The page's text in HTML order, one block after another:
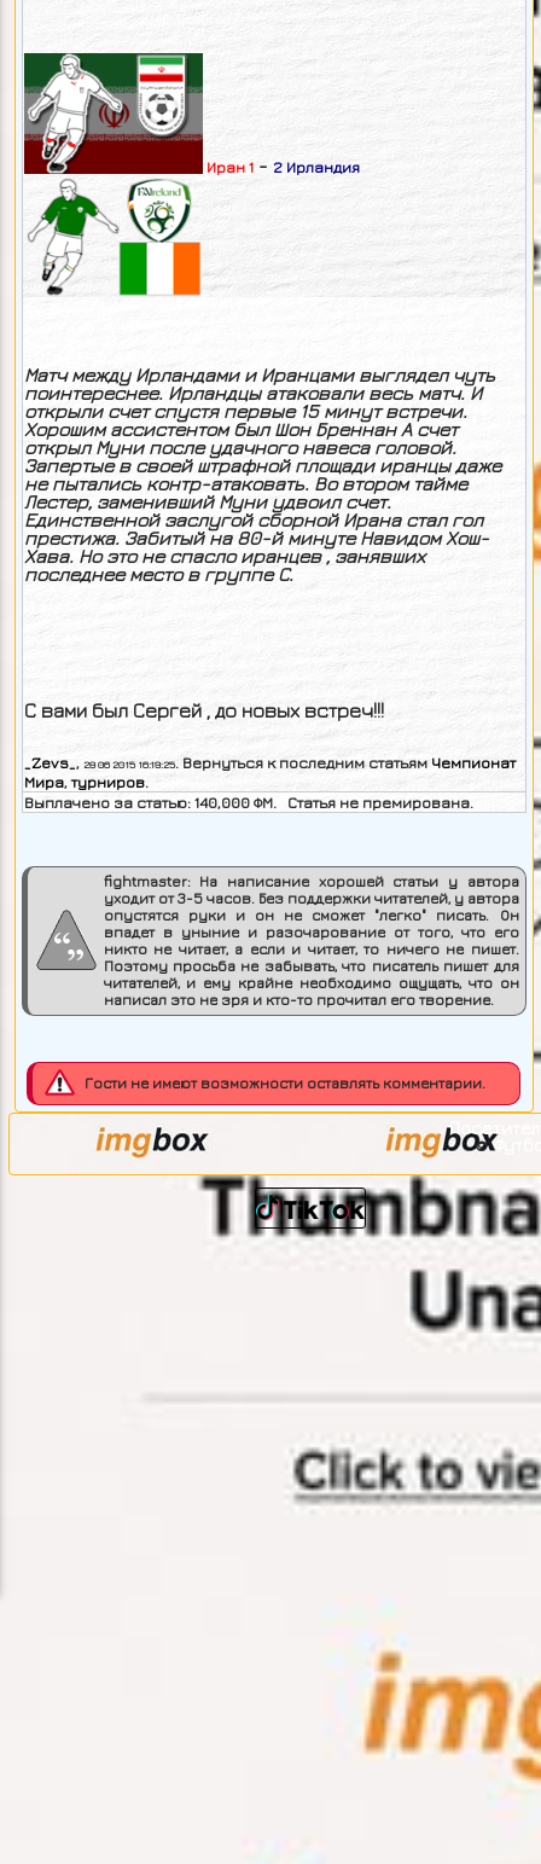
Иран 1- 2 Ирландия
Матч между Ирландами и Иранцами выглядел чуть
поинтереснее. Ирландцы атаковали весь матч. И
открыли счет спустя первые 15 минут встречи.
Хорошим ассистентом был Шон Бреннан А счет
открыл Муни после удачного навеса головой.
Запертые в своей штрафной площади иранцы даже
не пытались контр-атаковать. Во втором тайме
Лестер, заменивший Муни удвоил счет.
Единственной заслугой сборной Ирана стал гол
престижа. Забитый на 80-й минуте Навидом Хош-
Хава. Но это не спасло иранцев , занявших
последнее место в группе С.
С вами был Сергей , до новых встреч!!!
_Zevs_ , 28 06 2015 16:19:25. Вернуться к последним статьямЧемпионат
Мира,турниров.
Выплачено за статью:140,000ФМ. Статья не премирована.
fightmaster:На написание хорошей статьи у автора
уходит от 3-5 часов. Без поддержки читателей, у автора
опустятся руки и он не сможет "легко" писать. Он
впадет в уныние и разочарование от того, что его
никто не читает, а если и читает, то ничего не пишет.
Поэтому просьба не забывать, что писатель пишет для
читателей, и ему крайне необходимо ощущать, что он
написал это не зря и кто-то прочитал его творение.
Гости не имеют возможности оставлять комментарии.
©